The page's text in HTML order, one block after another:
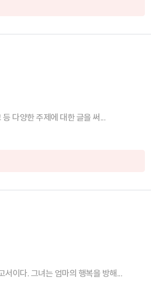
다양한 주제에 대한 글을 써...
서이다. 그녀는 엄마의 행복을 방해...